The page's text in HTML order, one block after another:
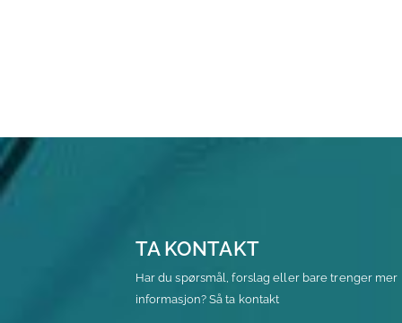
TA KONTAKT
Har du spørsmål, forslag eller bare trenger mer
informasjon? Så ta kontakt